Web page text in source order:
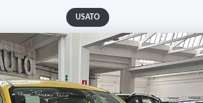
USATO